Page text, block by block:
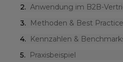
2. Anwendung im B2B-
3.
Methoden & Best
4.
Kennzahlen &
5.
Praxisbeispiel